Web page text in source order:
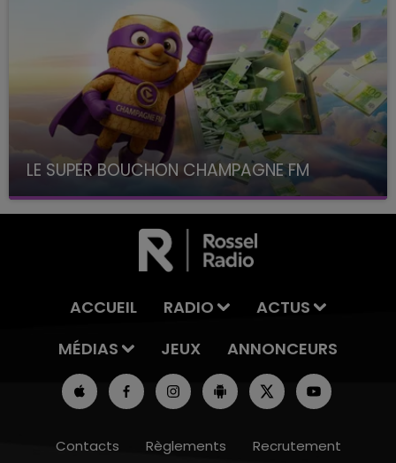
LE SUPER BOUCHON CHAMPAGNE FM
avec La Famille Champagne FM, à 8H10
ACCUEIL RADIO
ACTUS
MÉDIAS
JEUX ANNONCEURS
Contacts Règlements Recrutement